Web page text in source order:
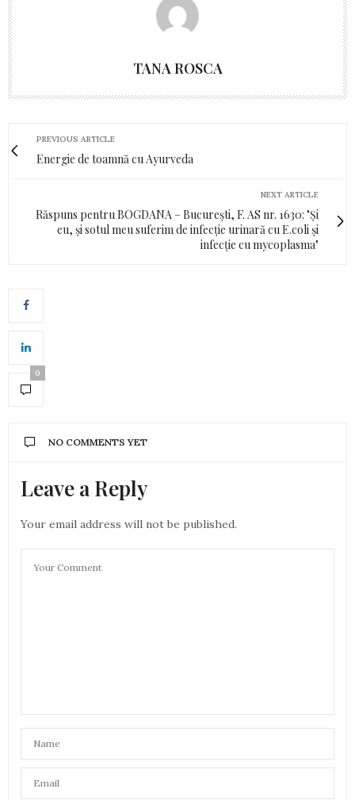
TANA ROSCA
PREVIOUS ARTICLE
Energie de toamnă cu Ayurveda
NEXT ARTICLE
Răspuns pentru BOGDANA – București, F. AS nr. 1630: "Și
eu, și sotul meu suferim de infecție urinară cu E.coli și
infecție cu mycoplasma"
0
NO COMMENTS YET
Leave a Reply
Your email address will not be published.